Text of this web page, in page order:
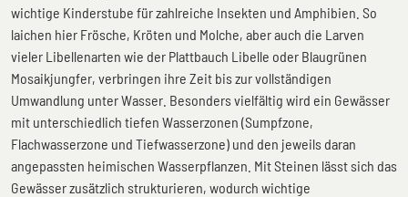
wichtige Kinderstube für zahlreiche Insekten und Amphibien. So
laichen hier Frösche, Kröten und Molche, aber auch die Larven
vieler Libellenarten wie der Plattbauch Libelle oder Blaugrünen
Mosaikjungfer, verbringen ihre Zeit bis zur vollständigen
Umwandlung unter Wasser. Besonders vielfältig wird ein Gewässer
mit unterschiedlich tiefen Wasserzonen (Sumpfzone,
Flachwasserzone und Tiefwasserzone) und den jeweils daran
angepassten heimischen Wasserpflanzen. Mit Steinen lässt sich das
Gewässer zusätzlich strukturieren, wodurch wichtige